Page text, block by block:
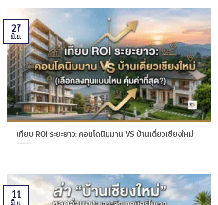
เทียบ ROI ระยะยาว: คอนโดนิมมาน VS บ้านเดี่ยวเชียงใหม่
27
มิ.ย.
11
มิ.ย.